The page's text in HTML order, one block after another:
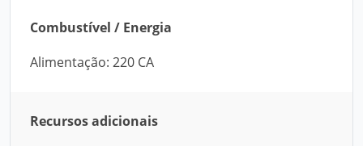
Combustível / Energia
Alimentação: 220 CA
Recursos adicionais